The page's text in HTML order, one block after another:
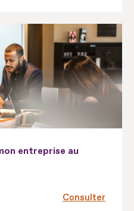
entreprise au
Consulter